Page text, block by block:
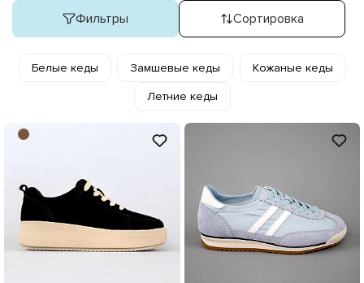
Фильтры Сортировка
Белые кеды Замшевые кеды Кожаные кеды
Летние кеды